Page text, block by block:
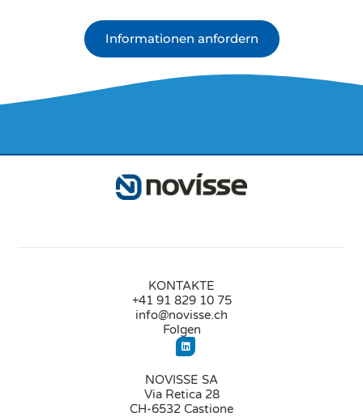
Informationen anfordern
KONTAKTE
+41 91 829 10 75
info@novisse.ch
Folgen
NOVISSE SA
Via Retica 28
CH-6532 Castione